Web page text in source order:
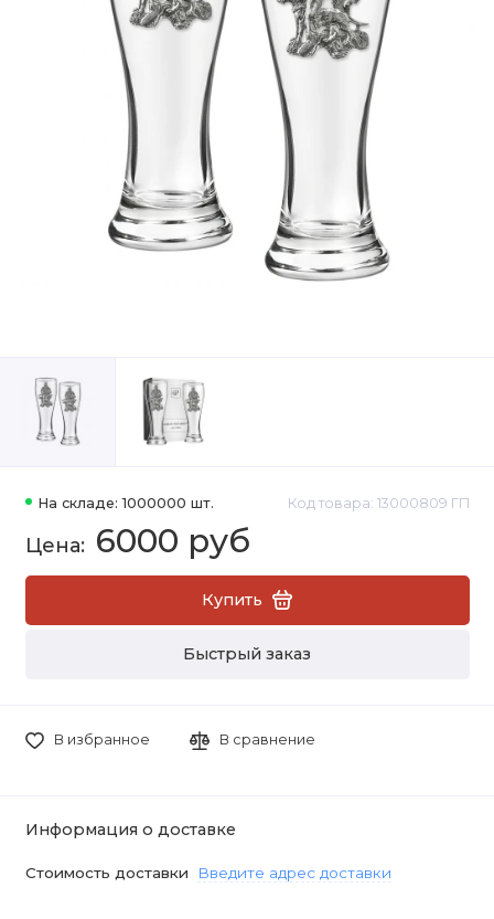
На складе: 1000000 шт. Код товара: 13000809 ГП
6000 руб
Купить
Быстрый заказ
В избранное В сравнение
Информация о доставке
Стоимость доставки Введите адрес доставки